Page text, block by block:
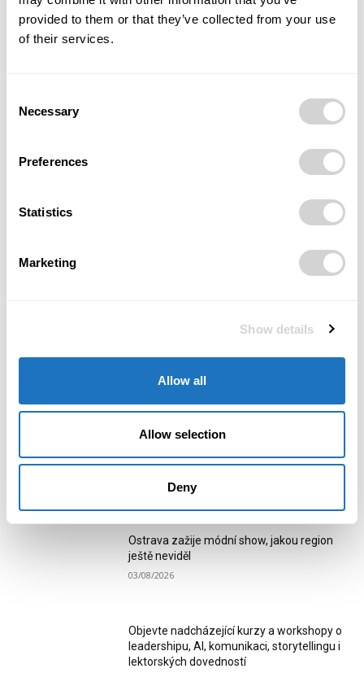
provided to them or that they’ve collected from your use
of their services.
Selection
Necessary
Preferences
Statistics
Marketing
Show details
Allow all
Allow selection
Deny
Byznys
Ministerstvo průmyslu a obchodu zřizuje
13/02/2024
2 3 4
Ostrava zažije módní show, jakou region
ještě neviděl
03/08/2026
Objevte nadcházející kurzy a workshopy o
leadershipu, AI, komunikaci, storytellingu i
lektorských dovedností